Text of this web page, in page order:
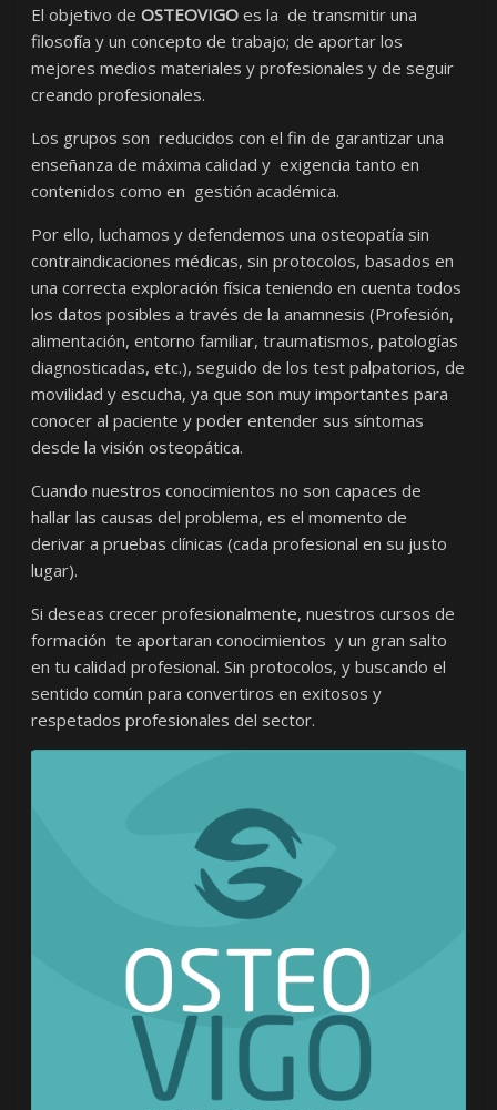
El objetivo deOSTEOVIGO es la de transmitir una
filosofía y un concepto de trabajo; de aportar los
mejores medios materiales y profesionales y de seguir
creando profesionales.
Los grupos son reducidos con el fin de garantizar una
enseñanza de máxima calidad y exigencia tanto en
contenidos como en gestión académica.
Por ello, luchamos y defendemos una osteopatía sin
contraindicaciones médicas, sin protocolos, basados en
una correcta exploración física teniendo en cuenta todos
los datos posibles a través de la anamnesis (Profesión,
alimentación, entorno familiar, traumatismos, patologías
diagnosticadas, etc.), seguido de los test palpatorios, de
movilidad y escucha, ya que son muy importantes para
conocer al paciente y poder entender sus síntomas
desde la visión osteopática.
Cuando nuestros conocimientos no son capaces de
hallar las causas del problema, es el momento de
derivar a pruebas clínicas (cada profesional en su justo
lugar).
Si deseas crecer profesionalmente, nuestros cursos de
formación te aportaran conocimientos y un gran salto
en tu calidad profesional. Sin protocolos, y buscando el
sentido común para convertiros en exitosos y
respetados profesionales del sector.